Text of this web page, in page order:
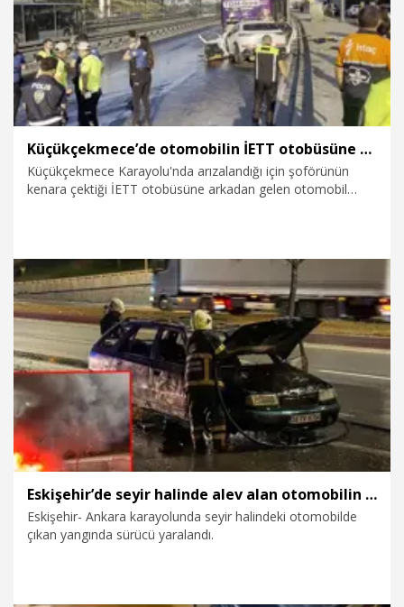
Küçükçekmece’de otomobilin İETT otobüsüne çarptığı kaza kamerada; 3 ölü
Küçükçekmece Karayolu'nda arızalandığı için şoförünün
kenara çektiği İETT otobüsüne arkadan gelen otomobil
cenazesinin namazın ardından Silivri Gümüşyaka
Mezarlığı'nda toprağa verilecek.
5.08.2026 Gündem
Eskişehir’de seyir halinde alev alan otomobilin sürücüsü yaralandı
Eskişehir- Ankara karayolunda seyir halindeki otomobilde
çıkan yangında sürücü yaralandı.